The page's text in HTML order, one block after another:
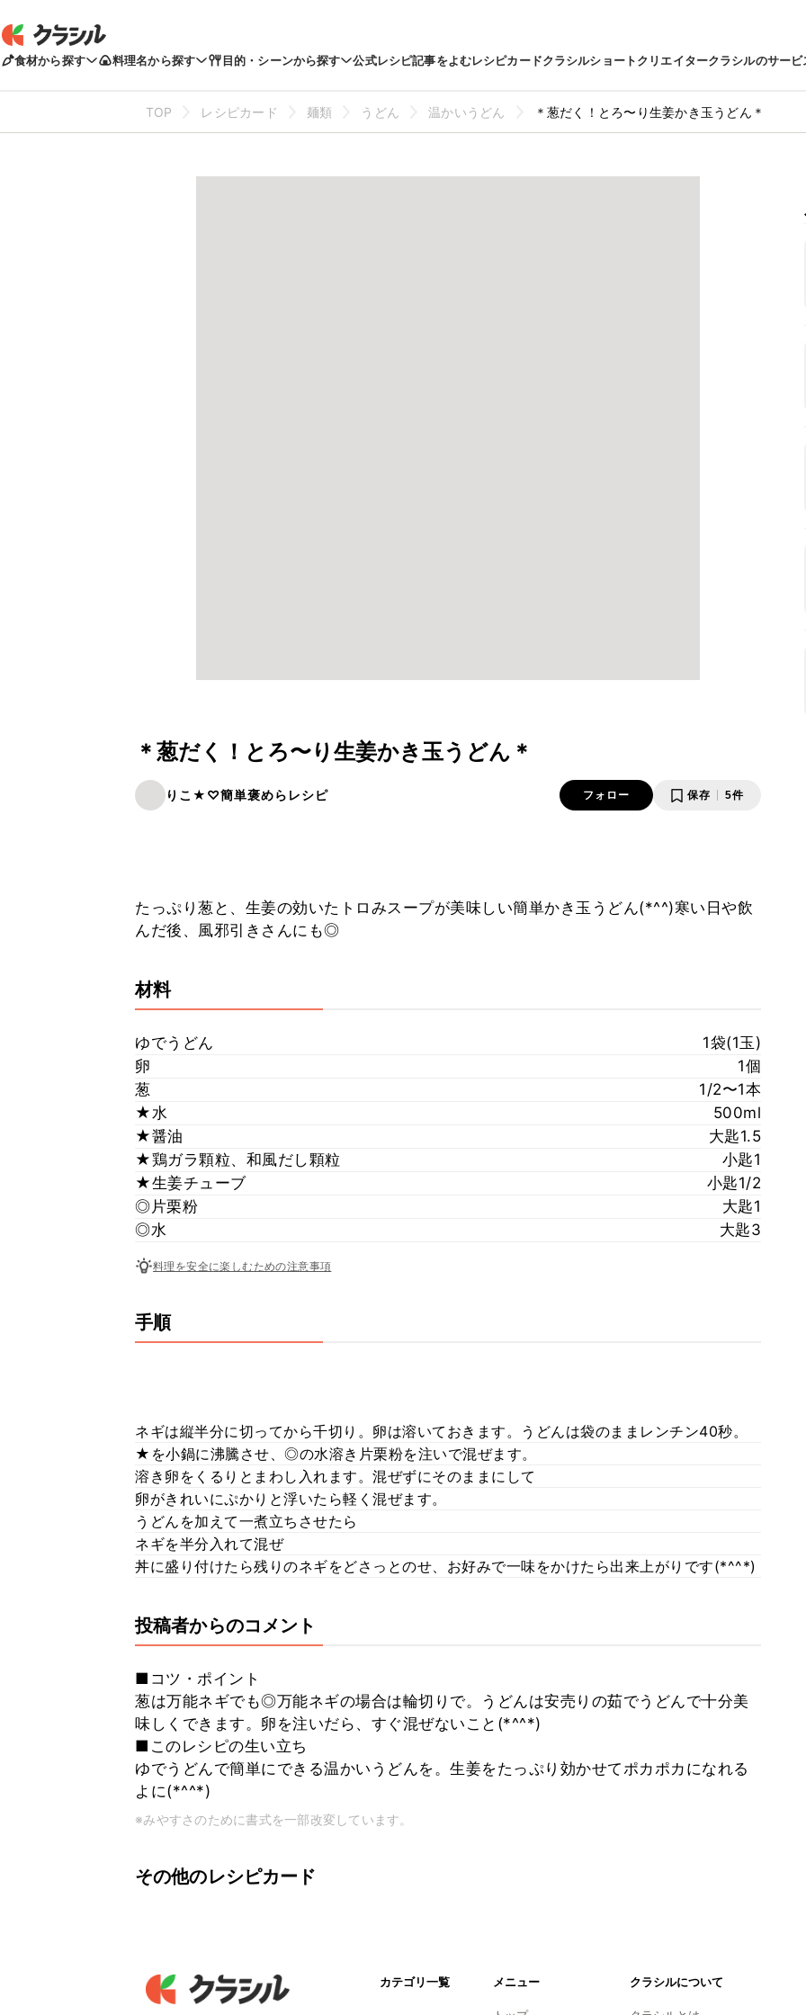
食材から探す 料理名から探す 目的・シーンから探す 公式レシピ記事をよむレシピカードクラシルショートクリエイタークラシルのサービ
TOP レシピカード 麺類 うどん 温かいうどん ＊葱だく！とろ〜り生姜かき玉うどん＊
＊葱だく！とろ〜り生姜かき玉うどん＊
りこ★♡簡単褒めらレシピ フォロー 保存 5件
たっぷり葱と、生姜の効いたトロみスープが美味しい簡単かき玉うどん(*^^)寒い日や飲
んだ後、風邪引きさんにも◎
材料
ゆでうどん
1袋(1玉)
卵
1個
葱
1/2〜1本
★水
500ml
★醤油
大匙1.5
★鶏ガラ顆粒、和風だし顆粒
小匙1
★生姜チューブ
小匙1/2
◎片栗粉
大匙1
◎水
大匙3
料理を安全に楽しむための注意事項
手順
ネギは縦半分に切ってから千切り。卵は溶いておきます。うどんは袋のままレンチン40秒。
★を小鍋に沸騰させ、◎の水溶き片栗粉を注いで混ぜます。
溶き卵をくるりとまわし入れます。混ぜずにそのままにして
卵がきれいにぷかりと浮いたら軽く混ぜます。
うどんを加えて一煮立ちさせたら
ネギを半分入れて混ぜ
丼に盛り付けたら残りのネギをどさっとのせ、お好みで一味をかけたら出来上がりです(*^^*)
投稿者からのコメント
■コツ・ポイント
葱は万能ネギでも◎万能ネギの場合は輪切りで。うどんは安売りの茹でうどんで十分美
味しくできます。卵を注いだら、すぐ混ぜないこと(*^^*)
■このレシピの生い立ち
ゆでうどんで簡単にできる温かいうどんを。生姜をたっぷり効かせてポカポカになれる
よに(*^^*)
※みやすさのために書式を一部改変しています。
その他のレシピカード
カテゴリ一覧 メニュー クラシルについて